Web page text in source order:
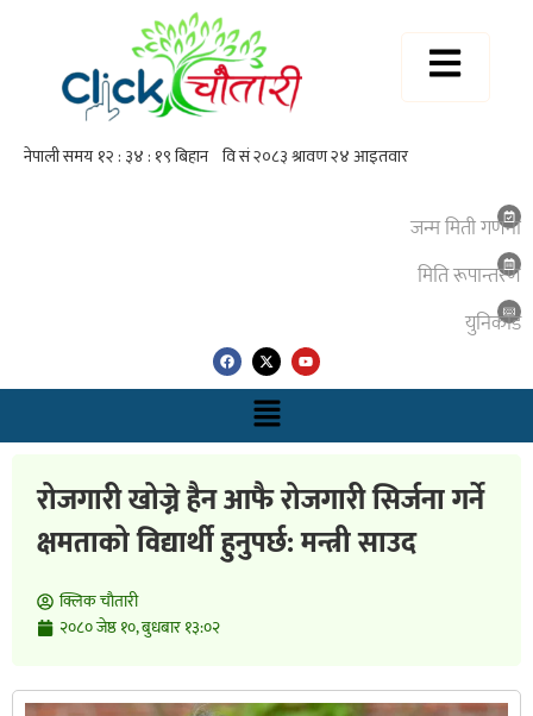
जन्म मिती गणना
मिति रूपान्तरण
युनिकाेड
रोजगारी खोज्ने हैन आफै रोजगारी सिर्जना गर्ने
क्षमताको विद्यार्थी हुनुपर्छ: मन्त्री साउद
क्लिक चाैतारी
२०८० जेष्ठ १०, बुधबार १३:०२